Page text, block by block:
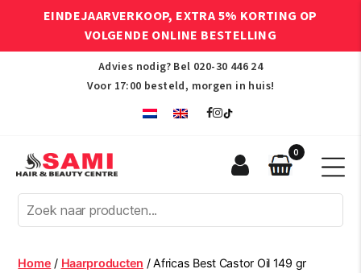
EINDEJAARVERKOOP, EXTRA 5% KORTING OP
VOLGENDE ONLINE BESTELLING
Advies nodig? Bel 020-30 446 24
Voor 17:00 besteld, morgen in huis!
Afro
Hair
Beauty
0
Home / Haarproducten / Africas Best Castor Oil 149 gr